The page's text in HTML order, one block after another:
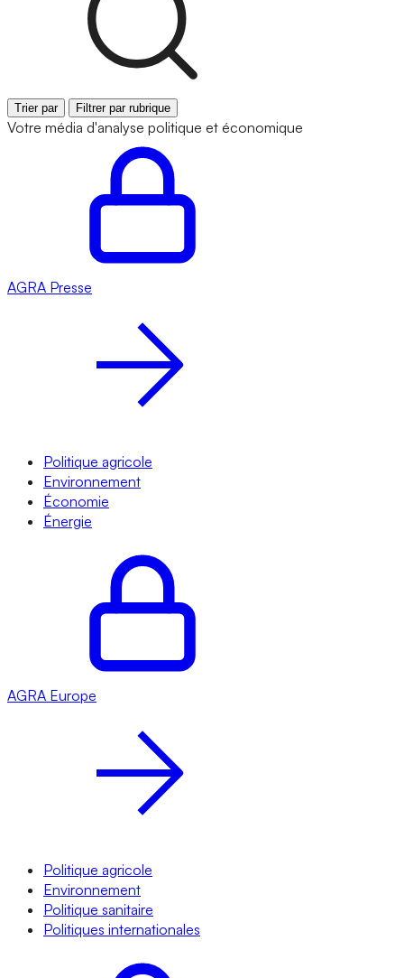
Trier par Filtrer par rubrique
Votre média d'analyse politique et économique
AGRA Presse
Politique agricole
Environnement
Économie
Énergie
AGRA Europe
Politique agricole
Environnement
Politique sanitaire
Politiques internationales